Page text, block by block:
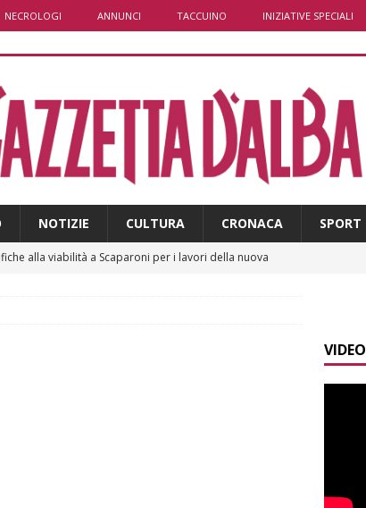
NECROLOGI ANNUNCI TACCUINO INIZIATIVE SPECIALI
NOTIZIE CULTURA CRONACA SPORT
alla viabilità a Scaparoni per i lavori della nuova
VIDEO